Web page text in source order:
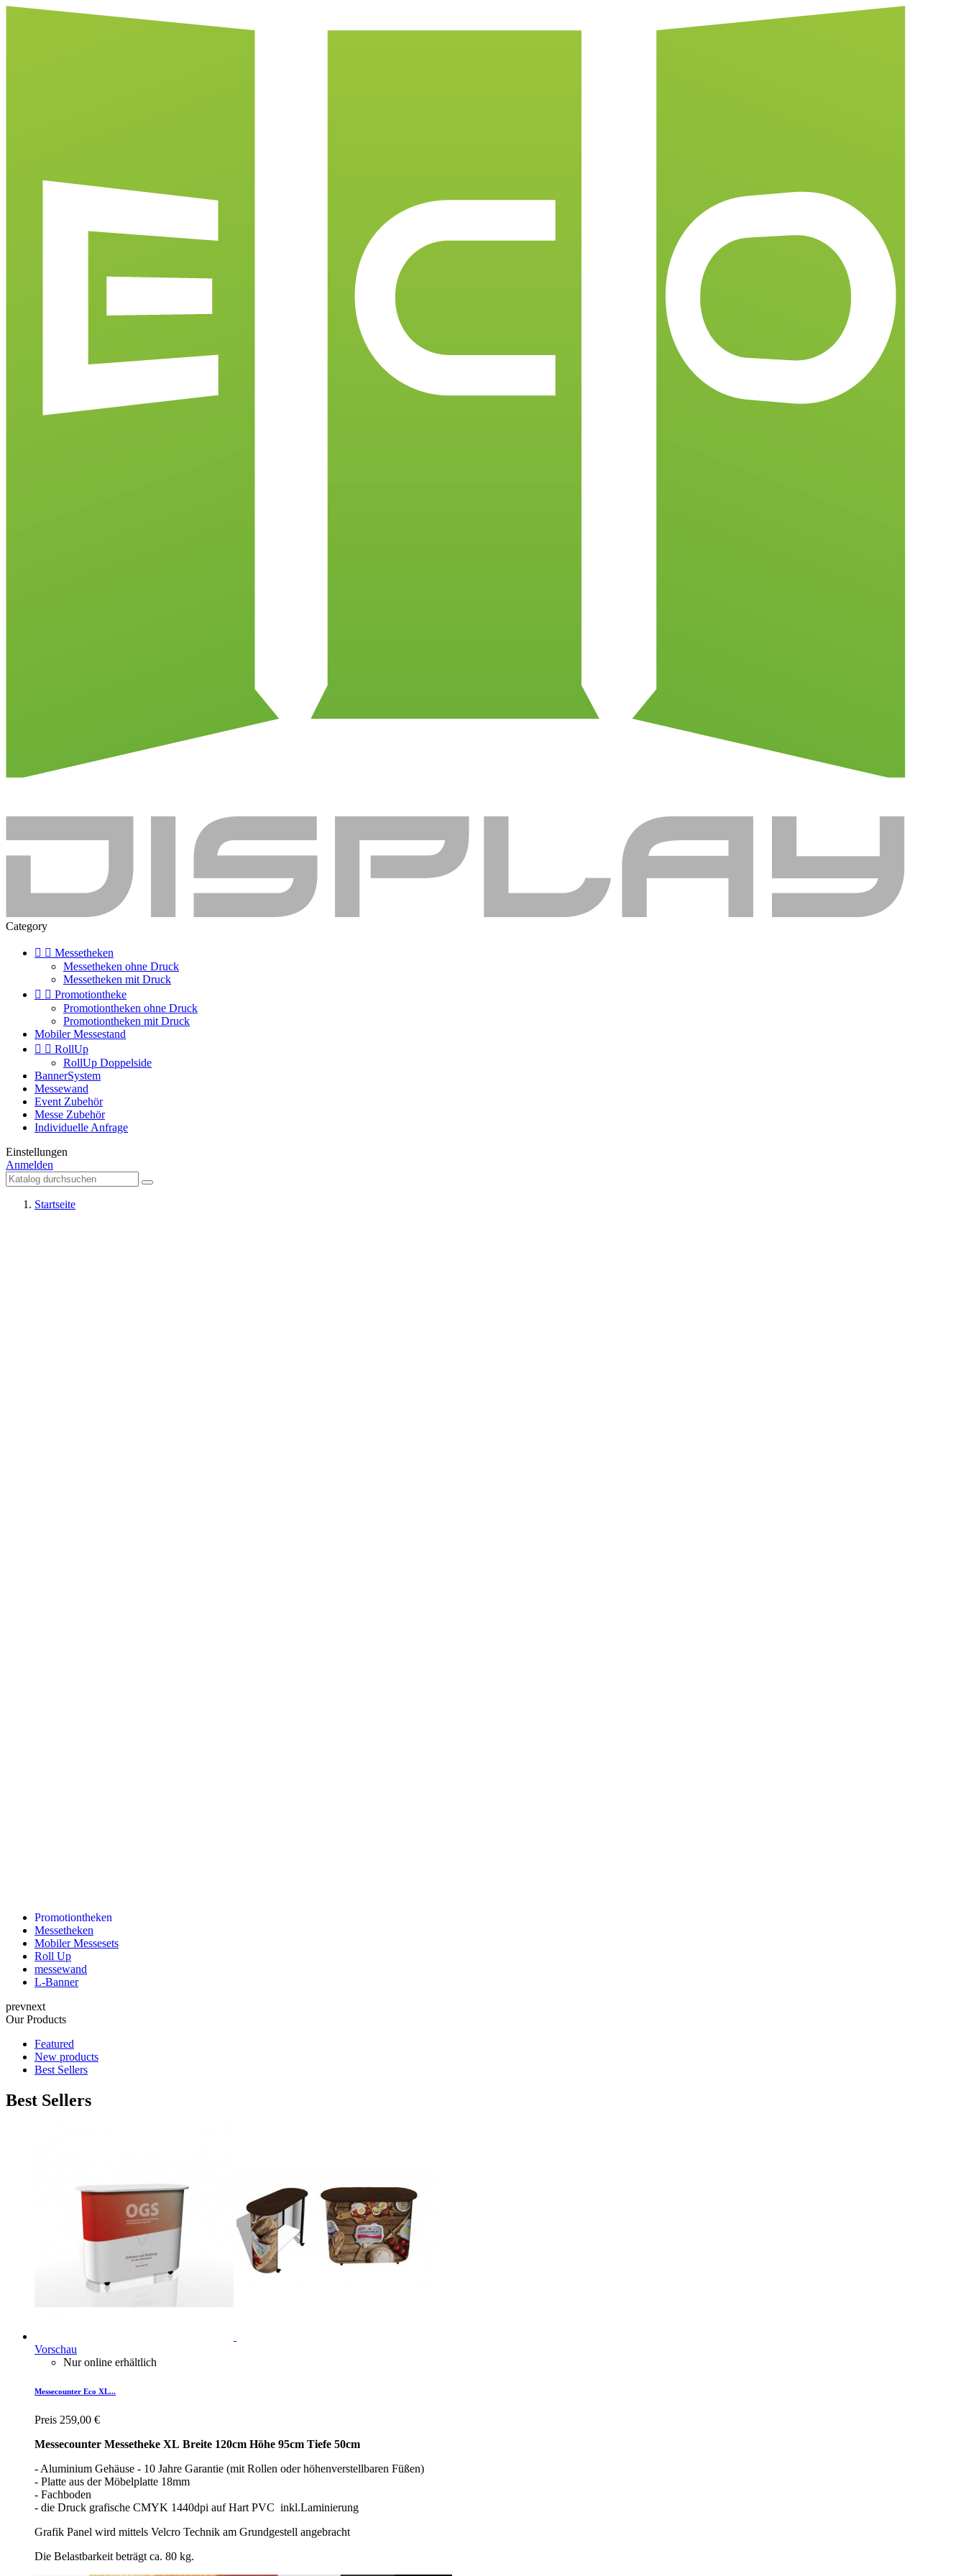
Category
  Messetheken
Messetheken ohne Druck
Messetheken mit Druck
  Promotiontheke
Promotiontheken ohne Druck
Promotiontheken mit Druck
Mobiler Messestand
  RollUp
RollUp Doppelside
BannerSystem
Messewand
Event Zubehör
Messe Zubehör
Individuelle Anfrage
Einstellungen
Anmelden
Startseite
Promotiontheken
Messetheken
Mobiler Messesets
Roll Up
messewand
L-Banner
prevnext
Our Products
Featured
New products
Best Sellers
Best Sellers
Vorschau
Nur online erhältlich
Messecounter Eco XL...
Preis 259,00 €
Messecounter Messetheke XL Breite 120cm Höhe 95cm Tiefe 50cm
- Aluminium Gehäuse - 10 Jahre Garantie (mit Rollen oder höhenverstellbaren Füßen)
- Platte aus der Möbelplatte 18mm
- Fachboden
- die Druck grafische CMYK 1440dpi auf Hart PVC inkl.Laminierung
Grafik Panel wird mittels Velcro Technik am Grundgestell angebracht
Die Belastbarkeit beträgt ca. 80 kg.